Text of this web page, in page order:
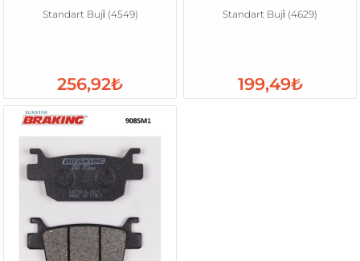
Standart Buji̇ (4549)
256,92₺
Standart Buji̇ (4629)
199,49₺